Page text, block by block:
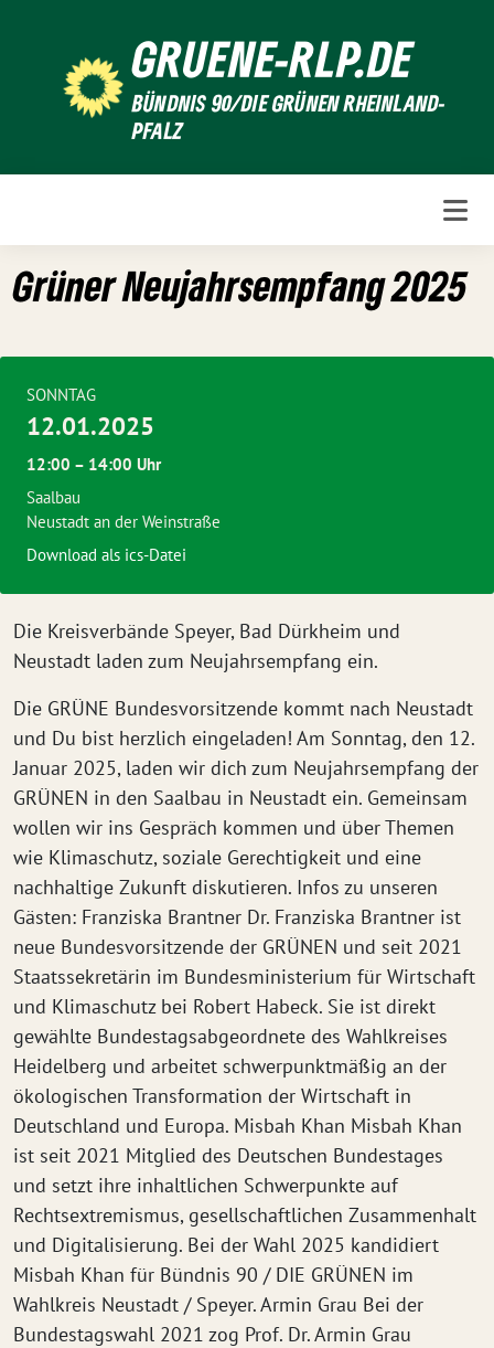
GRUENE-RLP.DE
BÜNDNIS 90/DIE GRÜNEN RHEINLAND-
PFALZ
Grüner Neujahrsempfang 2025
Die Kreisverbände Speyer, Bad Dürkheim und
Neustadt laden zum Neujahrsempfang ein.
Die GRÜNE Bundesvorsitzende kommt nach Neustadt
und Du bist herzlich eingeladen! Am Sonntag, den 12.
Januar 2025, laden wir dich zum Neujahrsempfang der
GRÜNEN in den Saalbau in Neustadt ein. Gemeinsam
wollen wir ins Gespräch kommen und über Themen
wie Klimaschutz, soziale Gerechtigkeit und eine
nachhaltige Zukunft diskutieren. Infos zu unseren
Gästen: Franziska Brantner Dr. Franziska Brantner ist
neue Bundesvorsitzende der GRÜNEN und seit 2021
Staatssekretärin im Bundesministerium für Wirtschaft
und Klimaschutz bei Robert Habeck. Sie ist direkt
gewählte Bundestagsabgeordnete des Wahlkreises
Heidelberg und arbeitet schwerpunktmäßig an der
ökologischen Transformation der Wirtschaft in
Deutschland und Europa. Misbah Khan Misbah Khan
ist seit 2021 Mitglied des Deutschen Bundestages
und setzt ihre inhaltlichen Schwerpunkte auf
Rechtsextremismus, gesellschaftlichen Zusammenhalt
und Digitalisierung. Bei der Wahl 2025 kandidiert
Misbah Khan für Bündnis 90 / DIE GRÜNEN im
Wahlkreis Neustadt / Speyer. Armin Grau Bei der
Bundestagswahl 2021 zog Prof. Dr. Armin Grau
SONNTAG
12.01.2025
12:00 – 14:00 Uhr
Saalbau
Neustadt an der Weinstraße
Download als ics-Datei